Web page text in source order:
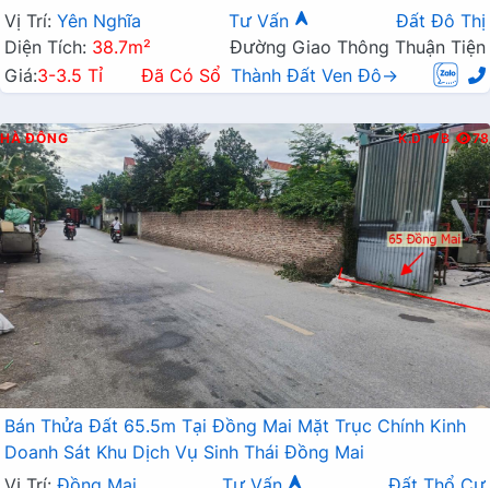
Vị Trí: Yên Nghĩa Tư Vấn
Đất Đô Thị
Diện Tích: 38.7m²
Đường Giao Thông Thuận Tiện
Giá:3-3.5 Tỉ Đã Có Sổ Thành Đất Ven Đô→
HÀ ĐÔNG K.D B 78
Bán Thửa Đất 65.5m Tại Đồng Mai Mặt Trục Chính Kinh
Doanh Sát Khu Dịch Vụ Sinh Thái Đồng Mai